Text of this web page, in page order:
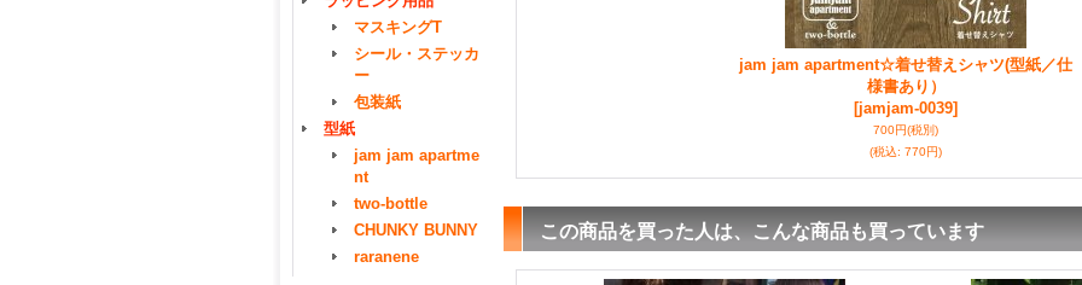
マスキングT
シール・ステッカ
ー
包装紙
型紙
jam jam apartme
nt
two-bottle
CHUNKY BUNNY
raranene
jam jam apartment☆着せ替えシャツ(型紙／仕
様書あり）
[jamjam-0039]
700円(税別)
(税込: 770円)
この商品を買った人は、こんな商品も買っています